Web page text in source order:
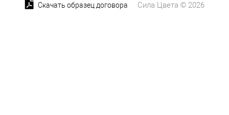
Скачать образец договора
Сила Цвета © 2026